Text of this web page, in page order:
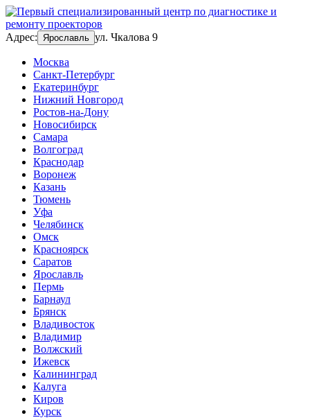
Адрес: Ярославль ул. Чкалова 9
Москва
Санкт-Петербург
Екатеринбург
Нижний Новгород
Ростов-на-Дону
Новосибирск
Самара
Волгоград
Краснодар
Воронеж
Казань
Тюмень
Уфа
Челябинск
Омск
Красноярск
Саратов
Ярославль
Пермь
Барнаул
Брянск
Владивосток
Владимир
Волжский
Ижевск
Калининград
Калуга
Киров
Курск